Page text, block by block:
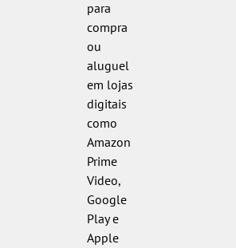
para
compra
ou
aluguel
em lojas
digitais
como
Amazon
Prime
Video,
Google
Play e
Apple